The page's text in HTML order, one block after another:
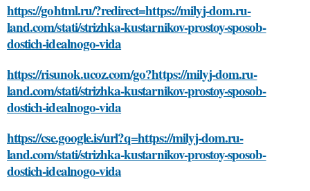
https://gohtml.ru/?redirect=https://milyj-dom.ru-
land.com/stati/strizhka-kustarnikov-prostoy-sposob-
dostich-idealnogo-vida
https://risunok.ucoz.com/go?https://milyj-dom.ru-
land.com/stati/strizhka-kustarnikov-prostoy-sposob-
dostich-idealnogo-vida
https://cse.google.is/url?q=https://milyj-dom.ru-
land.com/stati/strizhka-kustarnikov-prostoy-sposob-
dostich-idealnogo-vida